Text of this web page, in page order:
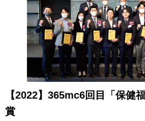
【2022】365mc6回目「保健
賞